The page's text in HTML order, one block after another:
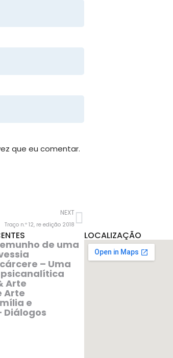
que eu comentar.
NEXT
Traço n.º 12, re edição 2018
de uma
– Uma
Arte
Arte
e
Diálogos
LOCALIZAÇÃO